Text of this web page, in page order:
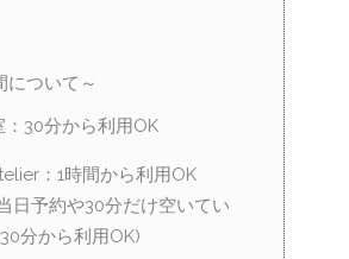
について～
：30分から利用OK
：1時間から利用OK
日予約や30分だけ空いてい
分から利用OK)